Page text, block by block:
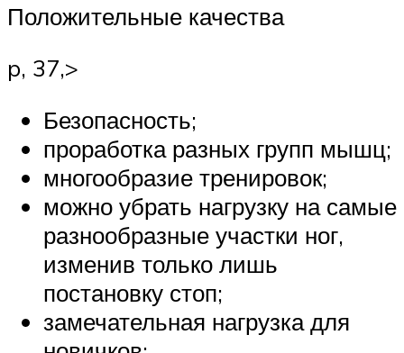
Положительные качества
p, 37,>
Безопасность;
проработка разных групп мышц;
многообразие тренировок;
можно убрать нагрузку на самые
разнообразные участки ног,
изменив только лишь
постановку стоп;
замечательная нагрузка для